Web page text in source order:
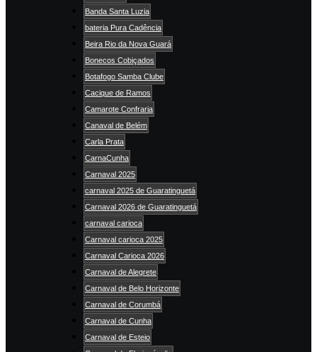
Banda Santa Luzia
bateria Pura Cadência
Beira Rio da Nova Guará
Bonecos Cobiçados
Botafogo Samba Clube
Cacique de Ramos
Camarote Confraria
Canaval de Belém
Carla Prata
CarnaCunha
Carnaval 2025
carnaval 2025 de Guaratinguetá
Carnaval 2026 de Guaratinguetá
carnaval carioca
Carnaval carioca 2025
Carnaval Carioca 2026
Carnaval de Alegrete
Carnaval de Belo Horizonte
Carnaval de Corumbá
Carnaval de Cunha
Carnaval de Esteio